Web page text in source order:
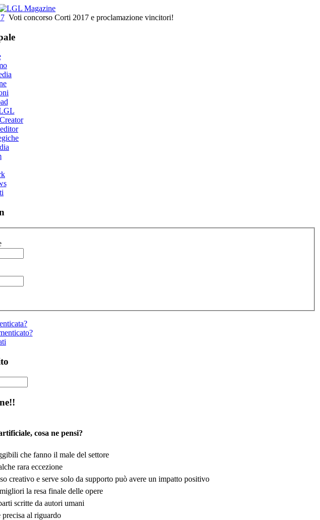
Voti concorso Corti 2017 e proclamazione vincitori!
cosa ne pensi?
che fanno il male del settore
rara eccezione
creativo e serve solo da supporto può avere un impatto positivo
la resa finale delle opere
scritte da autori umani
al riguardo